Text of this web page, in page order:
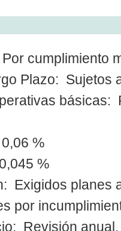
cumplimiento
Plazo: Sujetos
básicas:
%
%
Exigidos planes
por
Revisión